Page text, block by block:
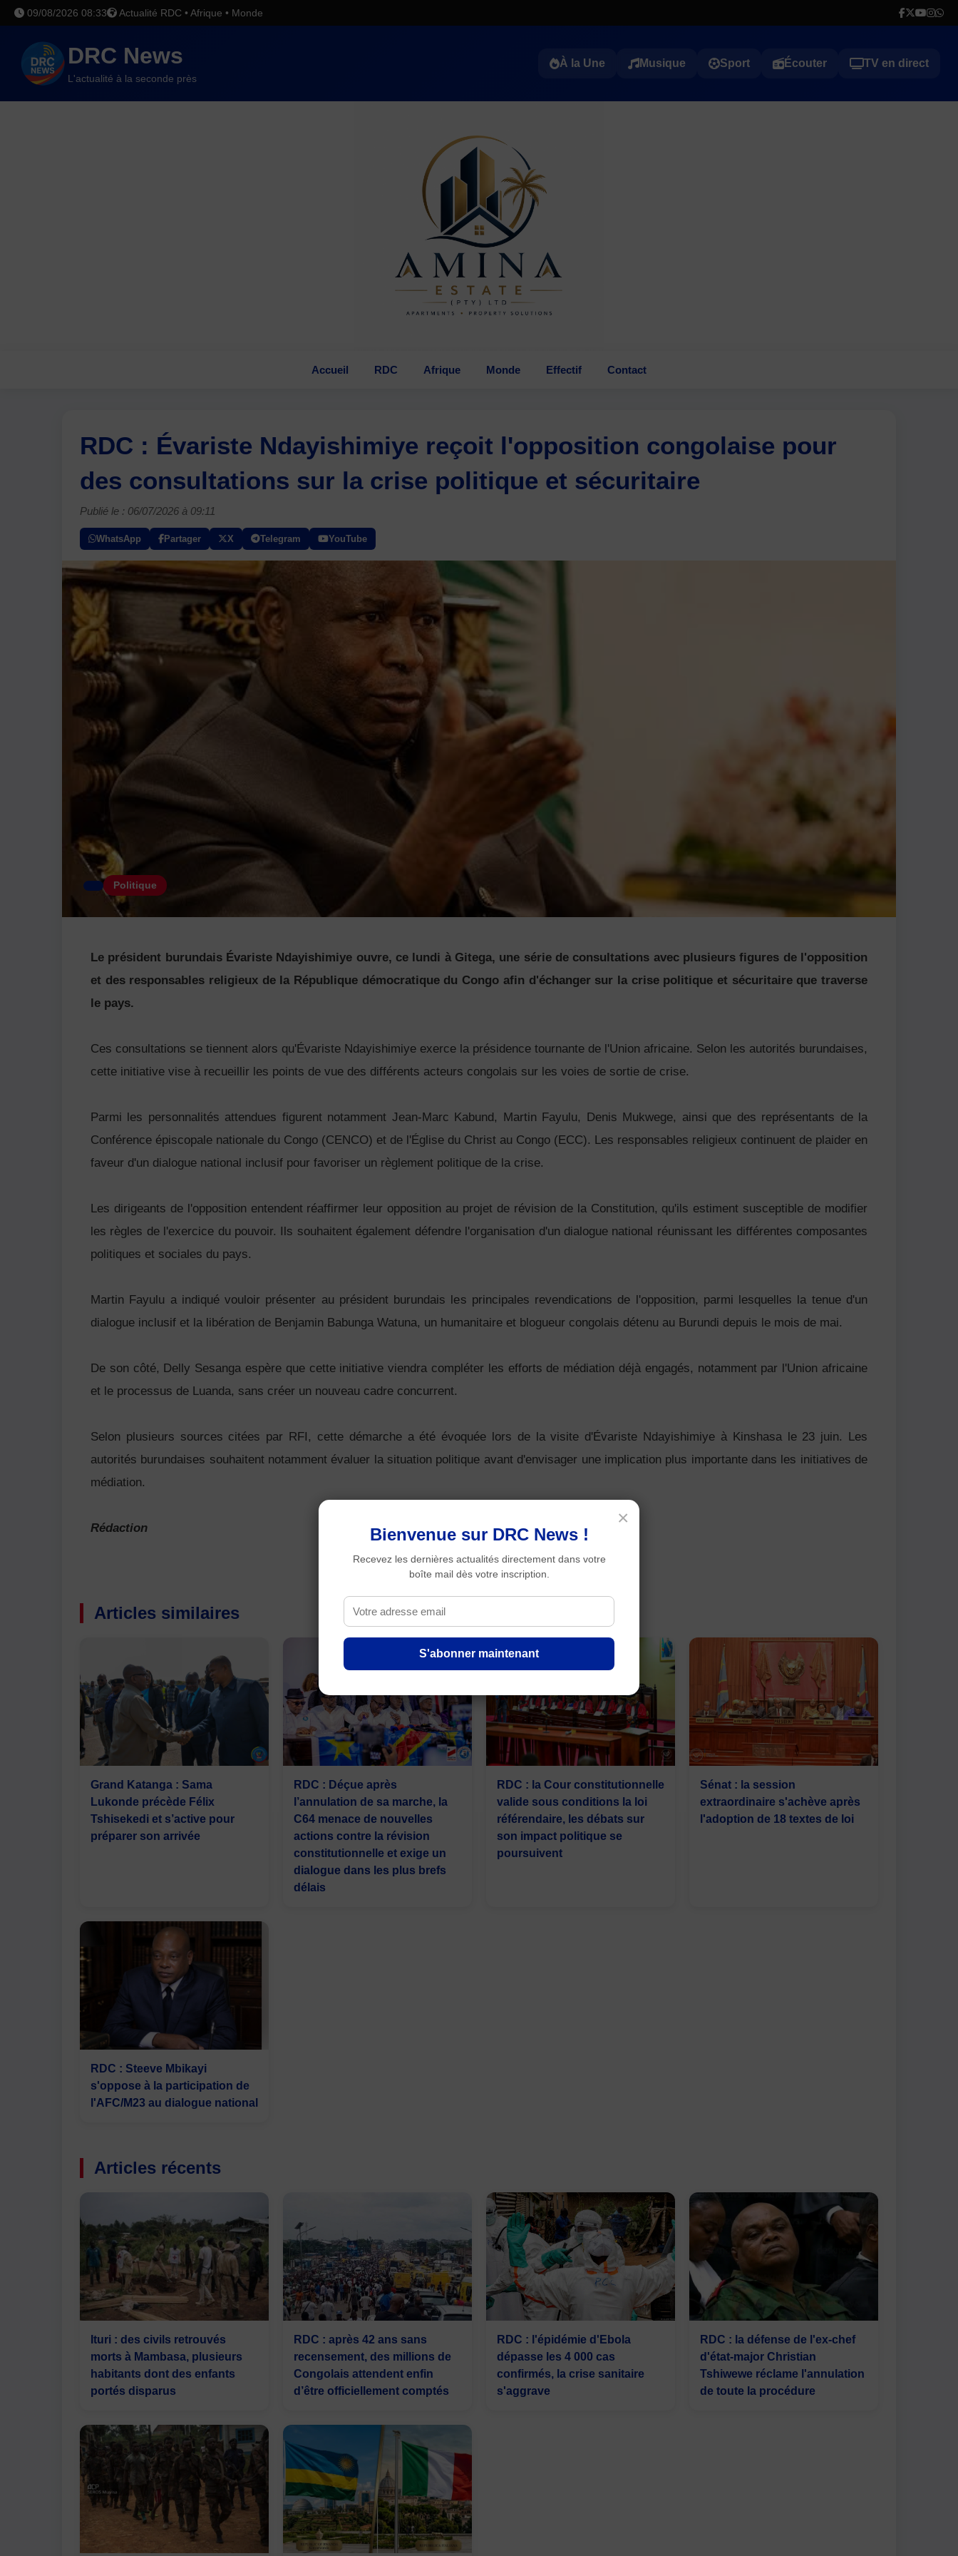
09/08/2026 08:33 Actualité RDC • Afrique • Monde
DRC News
L'actualité à la seconde près
À la Une Musique Sport Écouter TV en direct
Accueil RDC Afrique Monde Effectif Contact
RDC : Évariste Ndayishimiye reçoit l'opposition congolaise pour
des consultations sur la crise politique et sécuritaire
Publié le : 06/07/2026 à 09:11
WhatsApp Partager X Telegram YouTube
Politique
Le président burundais Évariste Ndayishimiye ouvre, ce lundi à Gitega, une série de consultations avec plusieurs figures de l'opposition
et des responsables religieux de la République démocratique du Congo afin d'échanger sur la crise politique et sécuritaire que traverse
le pays.
Ces consultations se tiennent alors qu'Évariste Ndayishimiye exerce la présidence tournante de l'Union africaine. Selon les autorités burundaises,
cette initiative vise à recueillir les points de vue des différents acteurs congolais sur les voies de sortie de crise.
Parmi les personnalités attendues figurent notamment Jean-Marc Kabund, Martin Fayulu, Denis Mukwege, ainsi que des représentants de la
Conférence épiscopale nationale du Congo (CENCO) et de l'Église du Christ au Congo (ECC). Les responsables religieux continuent de plaider en
faveur d'un dialogue national inclusif pour favoriser un règlement politique de la crise.
Les dirigeants de l'opposition entendent réaffirmer leur opposition au projet de révision de la Constitution, qu'ils estiment susceptible de modifier
les règles de l'exercice du pouvoir. Ils souhaitent également défendre l'organisation d'un dialogue national réunissant les différentes composantes
politiques et sociales du pays.
Martin Fayulu a indiqué vouloir présenter au président burundais les principales revendications de l'opposition, parmi lesquelles la tenue d'un
dialogue inclusif et la libération de Benjamin Babunga Watuna, un humanitaire et blogueur congolais détenu au Burundi depuis le mois de mai.
De son côté, Delly Sesanga espère que cette initiative viendra compléter les efforts de médiation déjà engagés, notamment par l'Union africaine
et le processus de Luanda, sans créer un nouveau cadre concurrent.
Selon plusieurs sources citées par RFI, cette démarche a été évoquée lors de la visite d'Évariste Ndayishimiye à Kinshasa le 23 juin. Les
autorités burundaises souhaitent notamment évaluer la situation politique avant d'envisager une implication plus importante dans les initiatives de
médiation.
Rédaction
Articles similaires
Grand Katanga : Sama
Lukonde précède Félix
Tshisekedi et s’active pour
préparer son arrivée
RDC : Déçue après
l’annulation de sa marche, la
C64 menace de nouvelles
actions contre la révision
constitutionnelle et exige un
dialogue dans les plus brefs
délais
RDC : la Cour constitutionnelle
valide sous conditions la loi
référendaire, les débats sur
son impact politique se
poursuivent
Sénat : la session
extraordinaire s'achève après
l'adoption de 18 textes de loi
RDC : Steeve Mbikayi
s'oppose à la participation de
l'AFC/M23 au dialogue national
Articles récents
Ituri : des civils retrouvés
morts à Mambasa, plusieurs
habitants dont des enfants
portés disparus
RDC : après 42 ans sans
recensement, des millions de
Congolais attendent enfin
d’être officiellement comptés
RDC : l'épidémie d'Ebola
dépasse les 4 000 cas
confirmés, la crise sanitaire
s'aggrave
RDC : la défense de l'ex-chef
d'état-major Christian
Tshiwewe réclame l'annulation
de toute la procédure
×
Bienvenue sur DRC News !
Recevez les dernières actualités directement dans votre
boîte mail dès votre inscription.
S'abonner maintenant